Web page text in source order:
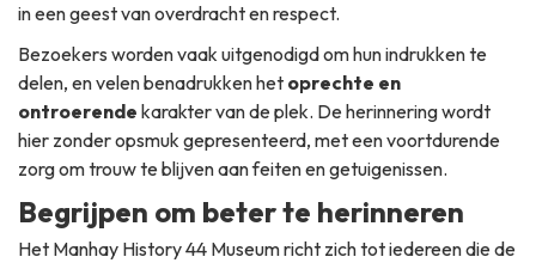
in een geest van overdracht en respect.
Bezoekers worden vaak uitgenodigd om hun indrukken te
delen, en velen benadrukken het oprechte en
ontroerende karakter van de plek. De herinnering wordt
hier zonder opsmuk gepresenteerd, met een voortdurende
zorg om trouw te blijven aan feiten en getuigenissen.
Begrijpen om beter te herinneren
Het Manhay History 44 Museum richt zich tot iedereen die de